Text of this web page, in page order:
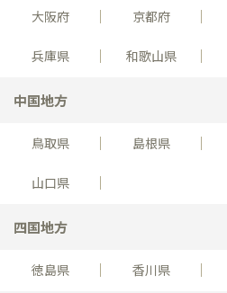
大阪府 京都府
兵庫県 和歌山県
中国地方
鳥取県 島根県
山口県
四国地方
徳島県 香川県